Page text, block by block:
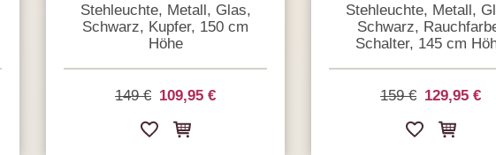
Stehleuchte, Metall, Glas,
Schwarz, Kupfer, 150 cm
Höhe
149 € 109,95 €
Stehleuchte, Metall,
Schwarz,
Schalter, 145 cm
159 € 129,95 €